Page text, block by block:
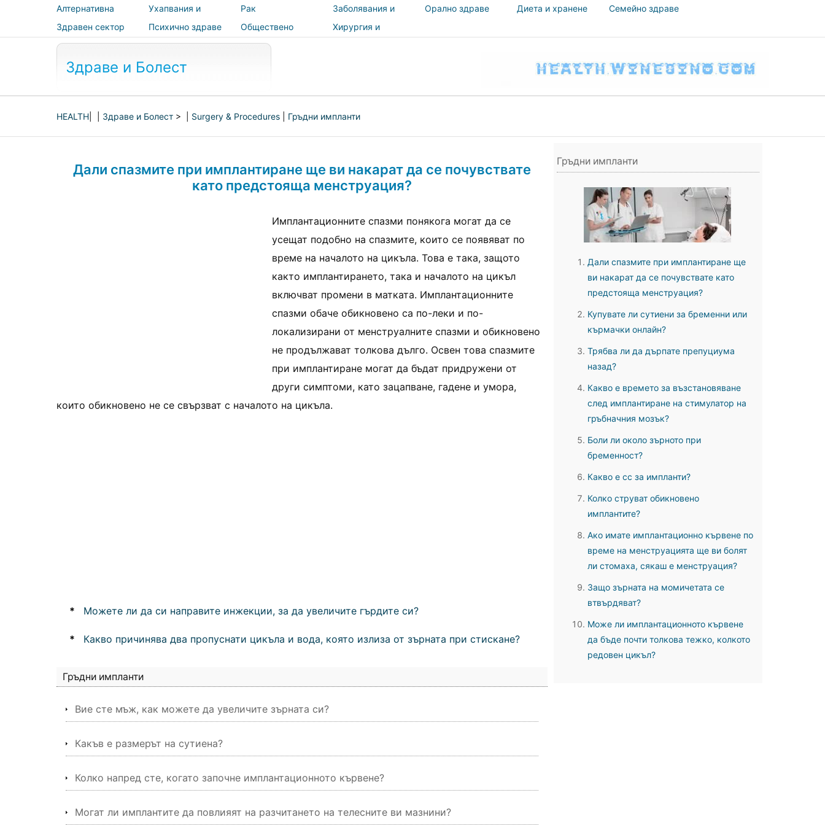
Алтернативна
медицина
Ухапвания и
ужилвания
Рак
Заболявания и
лечения
Орално здраве Диета и хранене
Семейно здраве
Здравен сектор
Психично здраве
Обществено
здраве и
Хирургия и
Здраве и Болест
HEALTH Здраве и Болест > | Surgery & Procedures Гръдни импланти
Дали спазмите при имплантиране ще ви накарат да се почувствате
като предстояща менструация?
Имплантационните спазми понякога могат да се
усещат подобно на спазмите, които се появяват по
време на началото на цикъла. Това е така, защото
както имплантирането, така и началото на цикъл
включват промени в матката. Имплантационните
спазми обаче обикновено са по-леки и по-
локализирани от менструалните спазми и обикновено
не продължават толкова дълго. Освен това спазмите
при имплантиране могат да бъдат придружени от
други симптоми, като зацапване, гадене и умора,
които обикновено не се свързват с началото на цикъла.
* Можете ли да си направите инжекции, за да увеличите гърдите си?
* Какво причинява два пропуснати цикъла и вода, която излиза от зърната при стискане?
Гръдни импланти
Вие сте мъж, как можете да увеличите зърната си?
Какъв е размерът на сутиена?
Колко напред сте, когато започне имплантационното кървене?
Могат ли имплантите да повлияят на разчитането на телесните ви мазнини?
Гръдни импланти
Дали спазмите при имплантиране ще
ви накарат да се почувствате като
предстояща менструация?
Купувате ли сутиени за бременни или
кърмачки онлайн?
Трябва ли да дърпате препуциума
назад?
Какво е времето за възстановяване
след имплантиране на стимулатор на
гръбначния мозък?
Боли ли около зърното при
бременност?
Какво е cc за импланти?
Колко струват обикновено
имплантите?
Ако имате имплантационно кървене по
време на менструацията ще ви болят
ли стомаха, сякаш е менструация?
Защо зърната на момичетата се
втвърдяват?
Може ли имплантационното кървене
да бъде почти толкова тежко, колкото
редовен цикъл?